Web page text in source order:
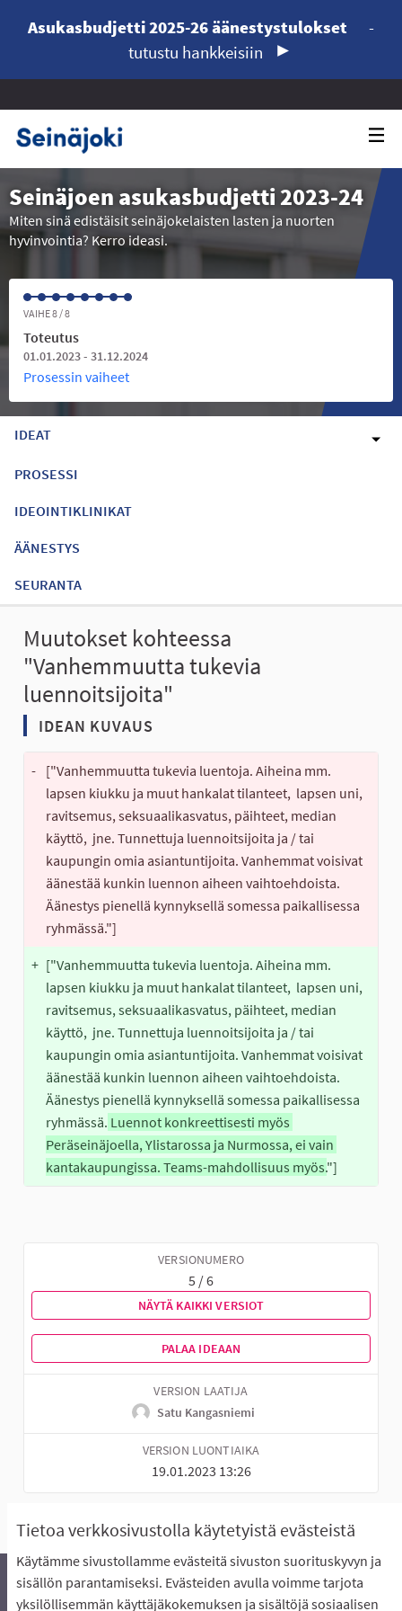
Tietoa verkkosivustolla käytetyistä evästeistä
Käytämme sivustollamme evästeitä sivuston suorituskyvyn ja
sisällön parantamiseksi. Evästeiden avulla voimme tarjota
yksilöllisemmän käyttäjäkokemuksen ja sisältöjä sosiaalisen
Asukasbudjetti 2025-26 äänestystulokset
-
tutustu hankkeisiin
Seinäjoen asukasbudjetti 2023-24
Miten sinä edistäisit seinäjokelaisten lasten ja nuorten
hyvinvointia? Kerro ideasi.
VAIHE 8 / 8
Toteutus
01.01.2023 - 31.12.2024
Prosessin vaiheet
IDEAT
PROSESSI
IDEOINTIKLINIKAT
ÄÄNESTYS
SEURANTA
Muutokset kohteessa
"Vanhemmuutta tukevia
luennoitsijoita"
IDEAN KUVAUS
- ["Vanhemmuutta tukevia luentoja. Aiheina mm.
lapsen kiukku ja muut hankalat tilanteet,  lapsen uni,
ravitsemus, seksuaalikasvatus, päihteet, median
käyttö,  jne. Tunnettuja luennoitsijoita ja / tai
kaupungin omia asiantuntijoita. Vanhemmat voisivat
äänestää kunkin luennon aiheen vaihtoehdoista.
Äänestys pienellä kynnyksellä somessa paikallisessa
ryhmässä."]
+ ["Vanhemmuutta tukevia luentoja. Aiheina mm.
lapsen kiukku ja muut hankalat tilanteet,  lapsen uni,
ravitsemus, seksuaalikasvatus, päihteet, median
käyttö,  jne. Tunnettuja luennoitsijoita ja / tai
kaupungin omia asiantuntijoita. Vanhemmat voisivat
äänestää kunkin luennon aiheen vaihtoehdoista.
Äänestys pienellä kynnyksellä somessa paikallisessa
ryhmässä. Luennot konkreettisesti myös
Peräseinäjoella, Ylistarossa ja Nurmossa, ei vain
kantakaupungissa. Teams-mahdollisuus myös."]
VERSIONUMERO
5 / 6
NÄYTÄ KAIKKI VERSIOT
PALAA IDEAAN
VERSION LAATIJA
Satu Kangasniemi
VERSION LUONTIAIKA
19.01.2023 13:26